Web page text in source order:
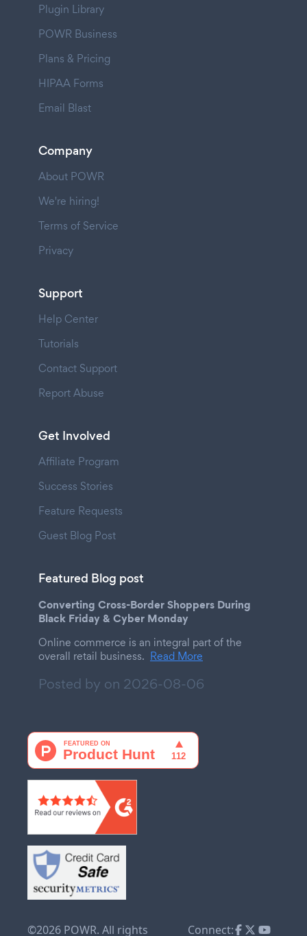
Plugin Library
POWR Business
Plans & Pricing
HIPAA Forms
Email Blast
Company
About POWR
We're hiring!
Terms of Service
Privacy
Support
Help Center
Tutorials
Contact Support
Report Abuse
Get Involved
Affiliate Program
Success Stories
Feature Requests
Guest Blog Post
Featured Blog post
Converting Cross-Border Shoppers During
Black Friday & Cyber Monday
Online commerce is an integral part of the
overall retail business. Read More
Posted by on 2026-08-06
©2026 POWR. All rights Connect: